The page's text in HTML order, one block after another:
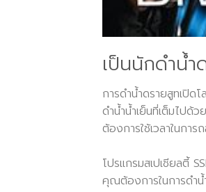
เป็นนักดำน้ำ
การดำน้ำดรายสูทเปิด
ดำน้ำน้ำเย็นที่เต็มไป
ต้องการใช้เวลาในการ
โปรแกรมสเปเชียลตี้
คุณต้องการในการดำ